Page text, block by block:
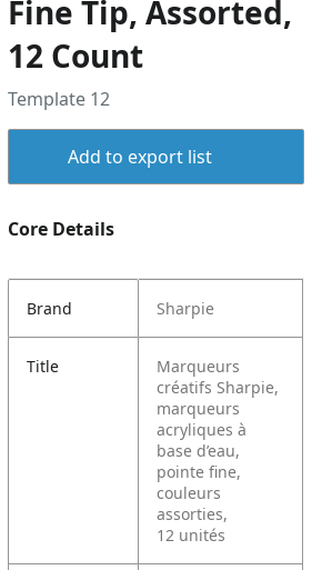
Fine Tip, Assorted,
12 Count
Template 12
Add to export list
Core Details
Brand Sharpie
Title
Marqueurs
créatifs Sharpie,
marqueurs
acryliques à
base d’eau,
pointe fine,
couleurs
assorties,
12 unités